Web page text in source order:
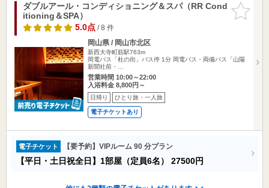
お気に入
りに追加
ダブルアール・コンディショニング＆スパ（RR Cond
itioning＆SPA）
5.0点/ 8 件
岡山県 / 岡山市北区
新西大寺町筋駅763m
岡電バス「杜の街」バス停 1分 岡電バス・両備バス「山陽
新聞社前・…
営業時間 10:00～22:00
入浴料金 8,800円～
日帰り ひとり旅・一人旅
電子チケットあり
電子チケット 【要予約】VIPルーム 90 分プラン
【平日・土日祝全日】1部屋（定員6名） 27500円